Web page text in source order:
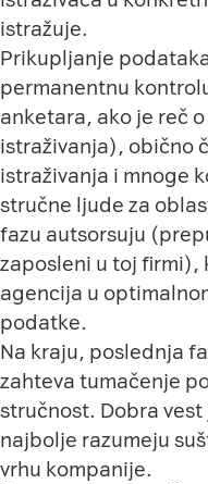
istražuje.
Prikupljanje
permanentnu
anketara, ako je reč
istraživanja), obično
istraživanja i mnoge
stručne ljude za
fazu autsorsuju
zaposleni u toj firmi),
agencija u
podatke.
Na kraju, poslednja
zahteva tumačenje
stručnost. Dobra
najbolje razumeju
vrhu kompanije.